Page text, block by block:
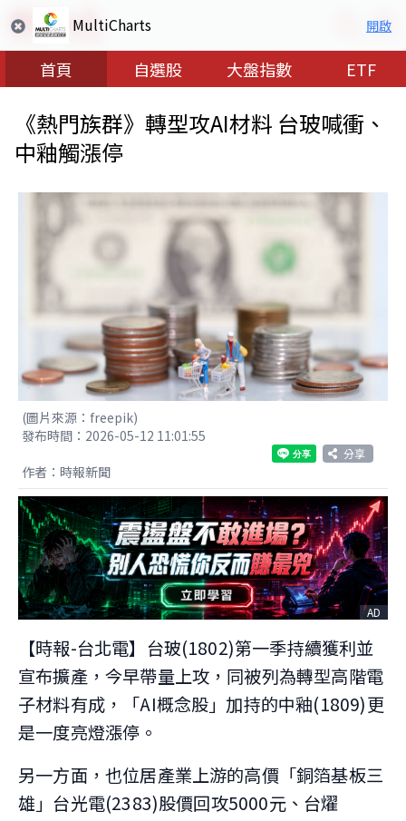
MultiCharts 開啟
首頁 自選股 大盤指數 ETF
《熱門族群》轉型攻AI材料 台玻喊衝、
中釉觸漲停
(圖片來源：freepik)
發布時間：2026-05-12 11:01:55
分享
作者：時報新聞
AD
【時報-台北電】台玻(1802)第一季持續獲利並
宣布擴產，今早帶量上攻，同被列為轉型高階電
子材料有成，「AI概念股」加持的中釉(1809)更
是一度亮燈漲停。
另一方面，也位居產業上游的高價「銅箔基板三
雄」台光電(2383)股價回攻5000元、台燿